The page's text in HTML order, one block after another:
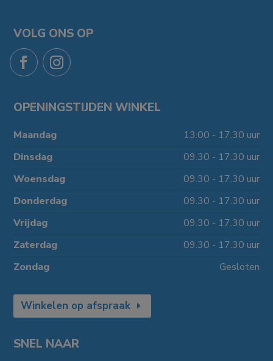
VOLG ONS OP
OPENINGSTIJDEN WINKEL
Maandag
13.00 - 17.30 uur
Dinsdag
09.30 - 17.30 uur
Woensdag
09.30 - 17.30 uur
Donderdag
09.30 - 17.30 uur
Vrijdag
09.30 - 17.30 uur
Zaterdag
09.30 - 17.30 uur
Zondag
Gesloten
Winkelen op afspraak
SNEL NAAR